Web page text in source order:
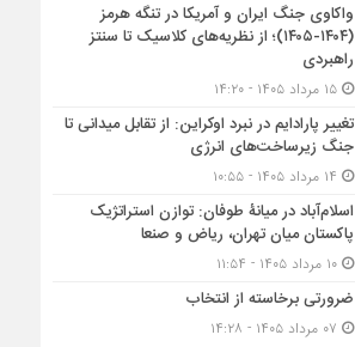
واکاوی جنگ ایران و آمریکا در تنگه هرمز
(۱۴۰۴-۱۴۰۵)؛ از نظریه‌های کلاسیک تا سنتز
راهبردی
۱۵ مرداد ۱۴۰۵ - ۱۴:۲۰
تغییر پارادایم در نبرد اوکراین: از تقابل میدانی تا
جنگ زیرساخت‌های انرژی
اسلام‌آباد در میانۀ طوفان: توازن استراتژیک
پاکستان میان تهران، ریاض و صنعا
۱۰ مرداد ۱۴۰۵ - ۱۱:۵۴
ضرورتی برخاسته از انتخاب